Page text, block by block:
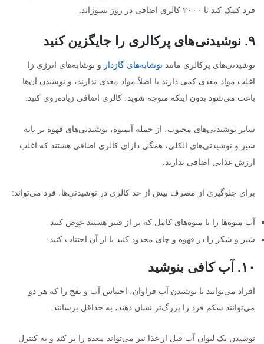
فرد کمک کند تا ۲۰۰۰ کالری اضافی در روز بسوزاند.
۹. نوشیدنی‌های پرکالری را جایگزین کنید
نوشیدنی‌های پرکالری مانند نوشابه‌های گازدار و نوشابه‌های انرژی زا
اغلب مواد مغذی کمی دارند یا اصلاً مواد مغذی ندارند، و نوشیدن آن‌ها
باعث می‌شود بدون اینکه متوجه شوید، کالری اضافی زیاده‌روی کنید.
سایر نوشیدنی‌های محبوب، از جمله آبمیوه، نوشیدنی‌های قهوه بر پایه
شیر و نوشیدنی‌های الکلی، همگی دارای کالری اضافی هستند که اغلب
ارزش غذایی اضافی ندارند.
برای جلوگیری از مصرف بیش از حد کالری در نوشیدنی‌ها، فرد می‌تواند:
آب میوه‌ها را با میوه‌های کامل که پر از فیبر هستند عوض کنید
شیر و شکر را در قهوه و چای محدود کنید یا از آن اجتناب کنید
۱۰. آب کافی بنوشید
افراد می‌توانند با نوشیدن آب فراوان، احتباس آب و نفخ را که هر دو
می‌توانند شکم فرد را بزرگ‌تر نشان دهند، به حداقل برسانند.
نوشیدن یک لیوان آب قبل از غذا نیز می‌تواند معده را پر کند و به کنترل